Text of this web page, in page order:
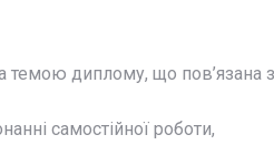
темою диплому, що пов’язана з
самостійної роботи,